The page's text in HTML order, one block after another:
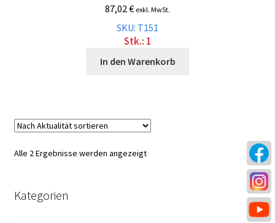
87,02€ exkl. MwSt.
SKU: T151
Stk.: 1
In den Warenkorb
Alle 2 Ergebnisse werden angezeigtNach
Kategorien